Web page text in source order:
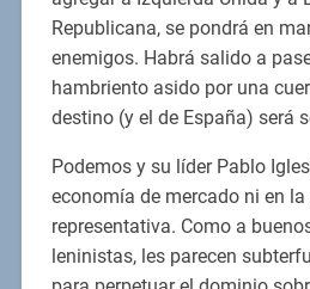
Republicana, se pondrá en
enemigos. Habrá salido a
hambriento asido por una
destino (y el de España) será
Podemos y su líder Pablo
economía de mercado ni en
representativa. Como a
leninistas, les parecen